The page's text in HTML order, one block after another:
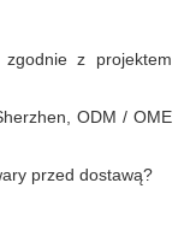
z projektem
ODM / OME
przed dostawą?